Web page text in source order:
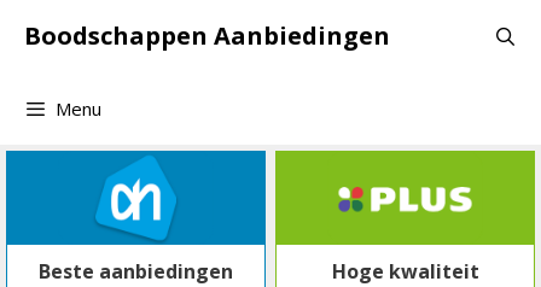
naarBoodschappen Aanbiedingen
Menu
Beste aanbiedingen
Hoge kwaliteit